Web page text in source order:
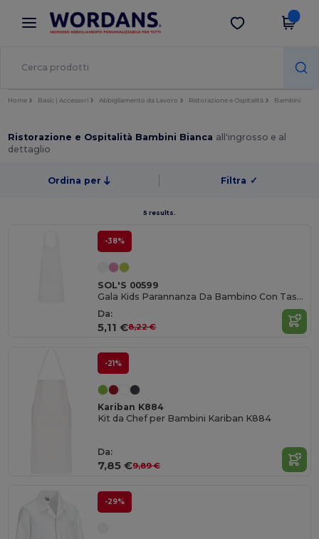
× App Wordans
Prezzi migliori sull'app!
Scarica app
Home Basic | Accessori Abbigliamento da Lavoro Ristorazione e Ospitalità Bambini
Ristorazione e Ospitalità Bambini Bianca all'ingrosso e al
dettaglio
Ordina per Filtra ✓
5 results.
-38%
SOL'S 00599
Gala Kids Parannanza Da Bambino Con Tasche
Da:
5,11 €8,22 €
-21%
Kariban K884
Kit da Chef per Bambini Kariban K884
Da:
7,85 €9,89 €
-29%